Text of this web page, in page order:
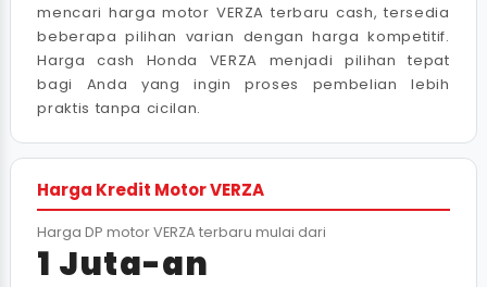
mencari harga motor VERZA terbaru cash, tersedia
beberapa pilihan varian dengan harga kompetitif.
Harga cash Honda VERZA menjadi pilihan tepat
bagi Anda yang ingin proses pembelian lebih
praktis tanpa cicilan.
Harga Kredit Motor VERZA
Harga DP motor VERZA terbaru mulai dari
1 Juta-an